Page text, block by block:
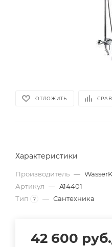
ОТЛОЖИТЬ
Характеристики
Производитель —
Артикул — A14401
Тип
? — Сантехника
42 600 руб.